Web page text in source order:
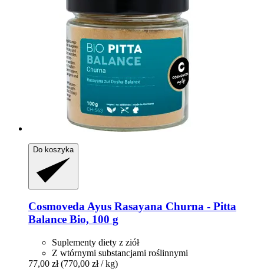
Do koszyka
CosmovedaAyus Rasayana Churna -​ Pitta
Balance Bio, 100 g
Suplementy diety z ziół
Z wtórnymi substancjami roślinnymi
77,00 zł (770,00 zł / kg)